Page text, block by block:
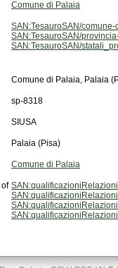
Comune di Palaia
SAN:TesauroSAN/
SAN:TesauroSAN/
SAN:TesauroSAN/
Comune di Palaia, Palaia
sp-8318
SIUSA
Palaia (Pisa)
Comune di Palaia
of